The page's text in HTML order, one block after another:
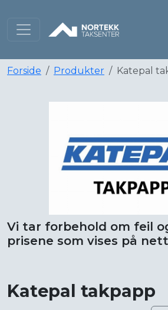
Forside Produkter Katepal
Vi tar forbehold om feil
prisene som vises på
Katepal takpapp